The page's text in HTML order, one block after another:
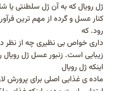
ژل رویال که به آن ژل سلطنتی یا
کنار عسل و گرده از مهم ترین
رود. که
داری خواص بی نظیری چه از نظر
زیبایی است. زنبور عسل ژل رویال
اینکه ژل رویال